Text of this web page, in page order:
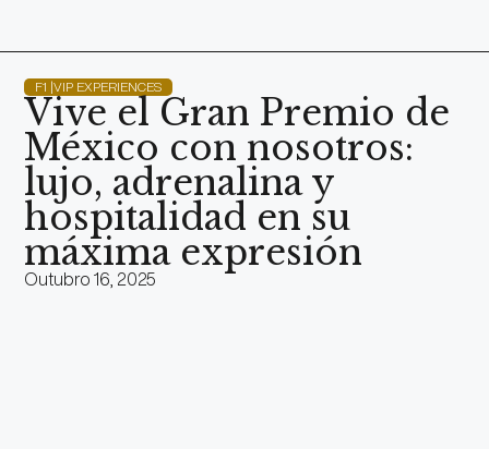
F1 |VIP EXPERIENCES
Vive el Gran Premio de
México con nosotros:
lujo, adrenalina y
hospitalidad en su
máxima expresión
Outubro 16, 2025